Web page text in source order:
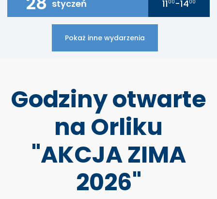
styczeń 1100 -1400
Pokaż inne wydarzenia
Godziny otwarte
na Orliku
"AKCJA ZIMA
2026"